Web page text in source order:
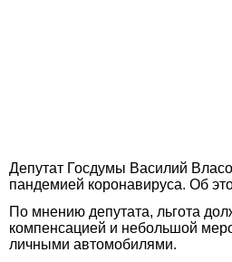
Депутат Госдумы Василий
пандемией коронавируса. Об
По мнению депутата, льгота
компенсацией и небольшой
личными автомобилями.